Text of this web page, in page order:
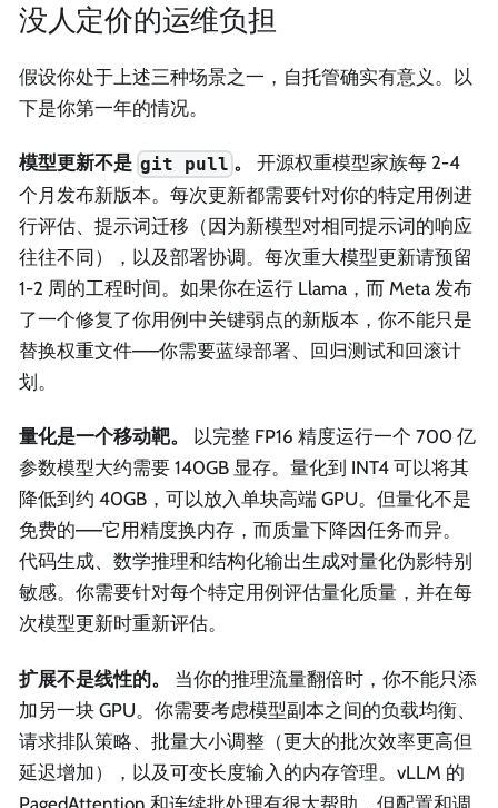
没人定价的运维负担
假设你处于上述三种场景之一，自托管确实有意义。以
下是你第一年的情况。
模型更新不是 git pull 。
开源权重模型家族每 2-4
个月发布新版本。每次更新都需要针对你的特定用例进
行评估、提示词迁移（因为新模型对相同提示词的响应
往往不同），以及部署协调。每次重大模型更新请预留
1-2 周的工程时间。如果你在运行 Llama，而 Meta 发布
了一个修复了你用例中关键弱点的新版本，你不能只是
替换权重文件——你需要蓝绿部署、回归测试和回滚计
划。
量化是一个移动靶。
以完整 FP16 精度运行一个 700 亿
参数模型大约需要 140GB 显存。量化到 INT4 可以将其
降低到约 40GB，可以放入单块高端 GPU。但量化不是
免费的——它用精度换内存，而质量下降因任务而异。
代码生成、数学推理和结构化输出生成对量化伪影特别
敏感。你需要针对每个特定用例评估量化质量，并在每
次模型更新时重新评估。
扩展不是线性的。
当你的推理流量翻倍时，你不能只添
加另一块 GPU。你需要考虑模型副本之间的负载均衡、
请求排队策略、批量大小调整（更大的批次效率更高但
延迟增加），以及可变长度输入的内存管理。vLLM 的
PagedAttention 和连续批处理有很大帮助，但配置和调